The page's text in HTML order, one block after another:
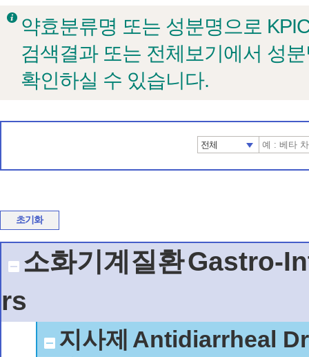
약효분류명 또는 성분명으로
검색결과 또는 전체보기에서 성
확인하실 수 있습니다.
전체
초기화
소화기계질환Gastro-
rs
지사제 Antidiarrheal